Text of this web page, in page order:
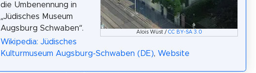
Alois Wüst / CC BY-SA 3.0
die Umbenennung in
„Jüdisches Museum
Augsburg Schwaben“.
Wikipedia: Jüdisches
Kulturmuseum Augsburg-Schwaben (DE), Website